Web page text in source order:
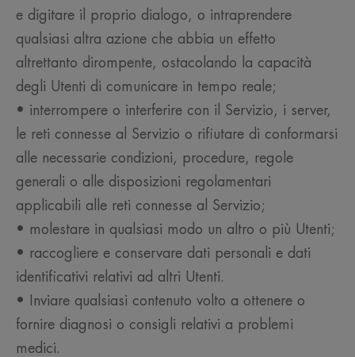
e digitare il proprio dialogo, o intraprendere
qualsiasi altra azione che abbia un effetto
altrettanto dirompente, ostacolando la capacità
degli Utenti di comunicare in tempo reale;
• interrompere o interferire con il Servizio, i server,
le reti connesse al Servizio o rifiutare di conformarsi
alle necessarie condizioni, procedure, regole
generali o alle disposizioni regolamentari
applicabili alle reti connesse al Servizio;
• molestare in qualsiasi modo un altro o più Utenti;
• raccogliere e conservare dati personali e dati
identificativi relativi ad altri Utenti.
• Inviare qualsiasi contenuto volto a ottenere o
fornire diagnosi o consigli relativi a problemi
medici.